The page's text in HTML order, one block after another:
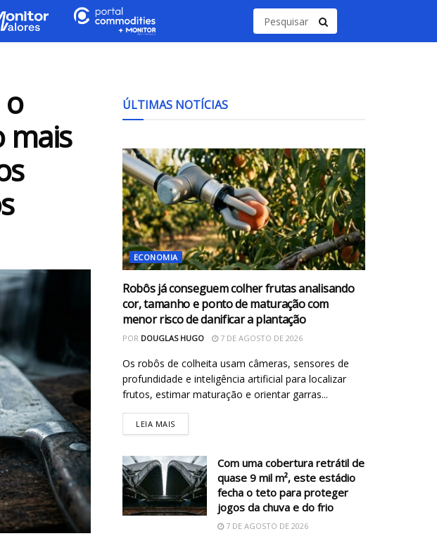
mais
ÚLTIMAS NOTÍCIAS
ECONOMIA
Robôs já conseguem colher frutas analisando
cor, tamanho e ponto de maturação com
menor risco de danificar a plantação
POR DOUGLAS HUGO 7 DE AGOSTO DE 2026
Os robôs de colheita usam câmeras, sensores de
profundidade e inteligência artificial para localizar
frutos, estimar maturação e orientar garras...
LEIA MAIS
Com uma cobertura retrátil de
quase 9 mil m², este estádio
fecha o teto para proteger
jogos da chuva e do frio
7 DE AGOSTO DE 2026